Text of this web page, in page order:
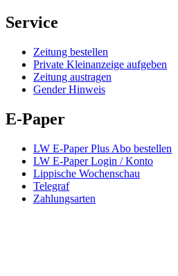
Service
Zeitung bestellen
Private Kleinanzeige aufgeben
Zeitung austragen
Gender Hinweis
E-Paper
LW E-Paper Plus Abo bestellen
LW E-Paper Login / Konto
Lippische Wochenschau
Telegraf
Zahlungsarten